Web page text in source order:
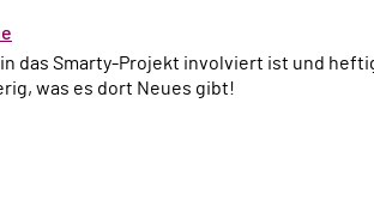
was es dort Neues gibt!